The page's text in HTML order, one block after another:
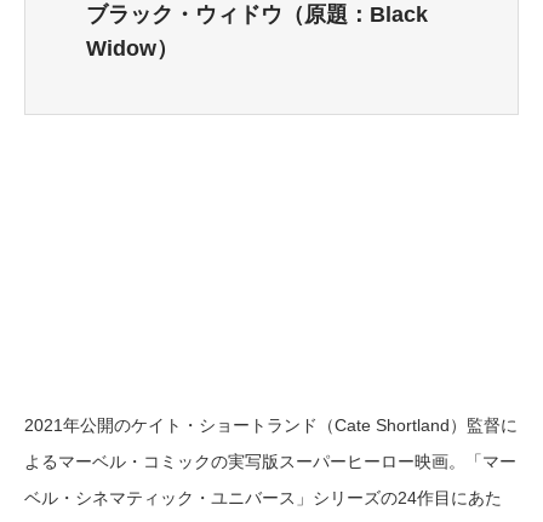
ブラック・ウィドウ（原題：Black
Widow）
2021年公開のケイト・ショートランド（Cate Shortland）監督に
よるマーベル・コミックの実写版スーパーヒーロー映画。「マー
ベル・シネマティック・ユニバース」シリーズの24作目にあた